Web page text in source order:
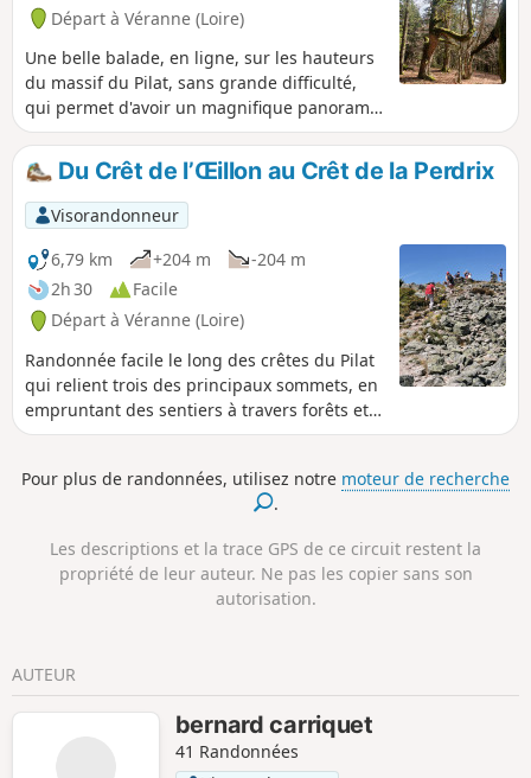
Départ à Véranne (Loire)
Une belle balade, en ligne, sur les hauteurs
du massif du Pilat, sans grande difficulté,
qui permet d'avoir un magnifique panorama
sur les Alpes et le Mont Blanc.
Du Crêt de l’Œillon au Crêt de la Perdrix
Visorandonneur
6,79 km
+204 m
-204 m
2h 30
Facile
Départ à Véranne (Loire)
Randonnée facile le long des crêtes du Pilat
qui relient trois des principaux sommets, en
empruntant des sentiers à travers forêts et
landes. Tout le long du chemin on découvre
Massif Central et la vallée du Rhône.
Pour plus de randonnées, utilisez notre moteur de recherche
.
Les descriptions et la trace GPS de ce circuit restent la
propriété de leur auteur. Ne pas les copier sans son
autorisation.
AUTEUR
bernard carriquet
41 Randonnées